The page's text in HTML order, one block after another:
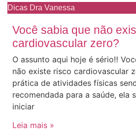
Dicas Dra Vanessa
Você sabia que não
cardiovascular zero?
O assunto aqui hoje é sério‼️
não existe risco cardiovascular
prática de atividades físicas
recomendada para a saúde, ela
iniciar
Leia mais »